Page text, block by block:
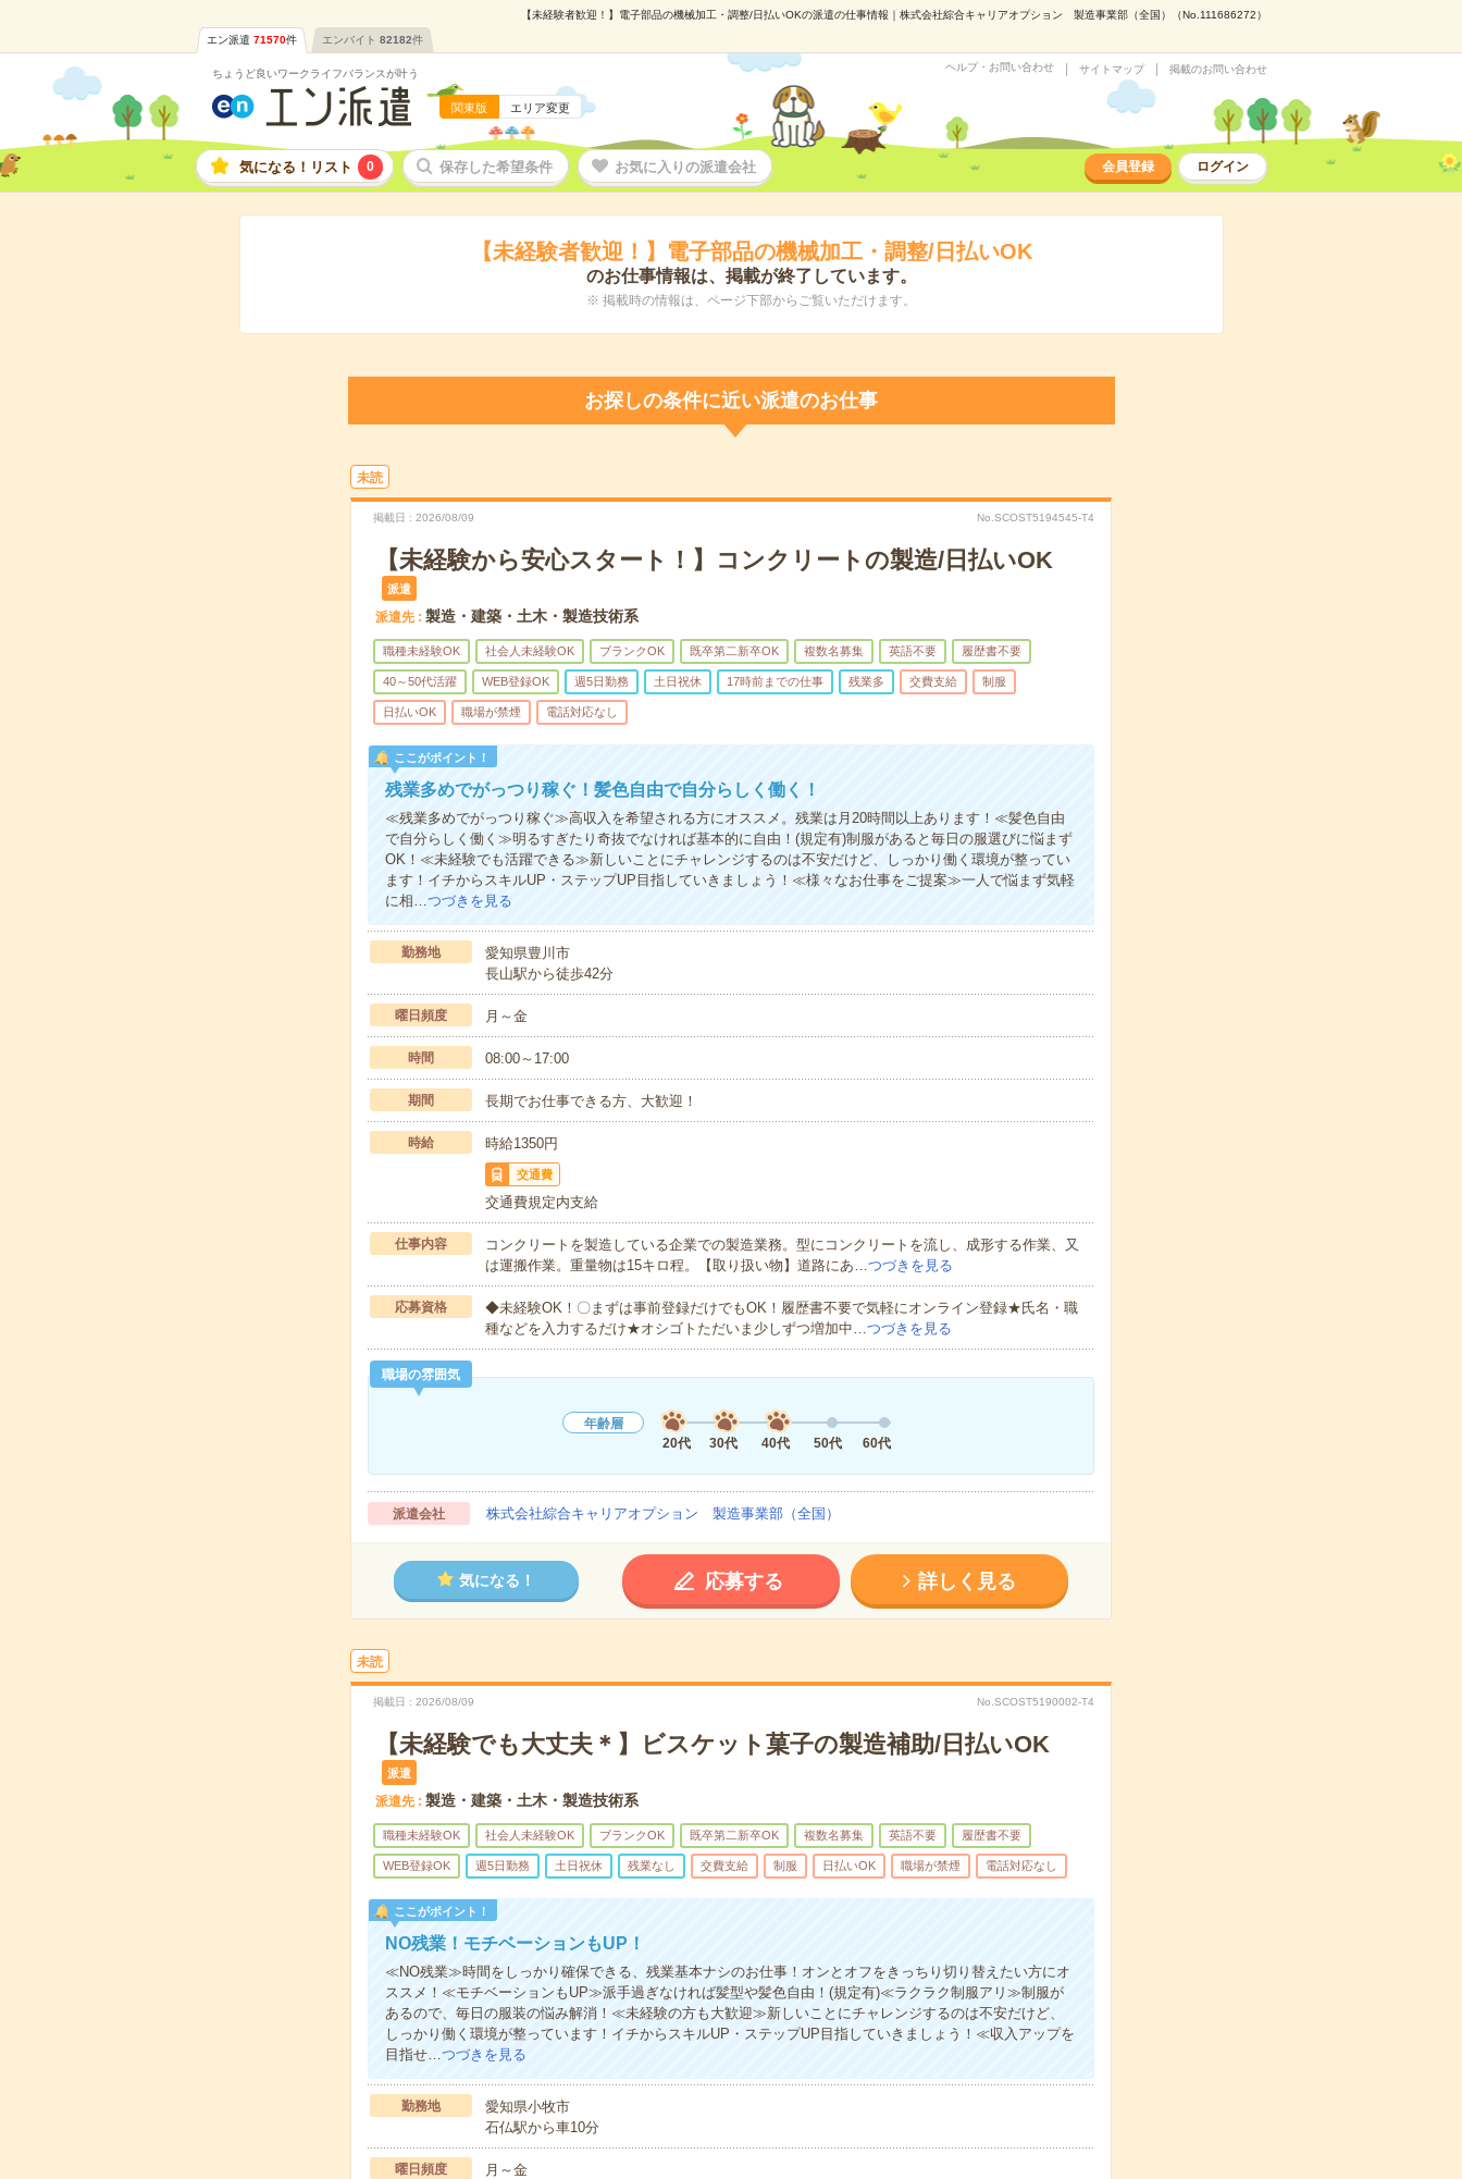
【未経験者歓迎！】電子部品の機械加工・調整/日払いOKの派遣の仕事情報｜株式会社綜合キャリアオプション 製造事業部（全国）（No.111686272）
エン派遣 71570件 エンバイト 82182件
ちょうど良いワークライフバランスが叶う
関東版 エリア変更
ヘルプ・お問い合わせ サイトマップ 掲載のお問い合わせ
気になる！リスト 0 保存した希望条件 お気に入りの派遣会社 会員登録 ログイン
【未経験者歓迎！】電子部品の機械加工・調整/日払いOK
のお仕事情報は、掲載が終了しています。
※ 掲載時の情報は、ページ下部からご覧いただけます。
お探しの条件に近い派遣のお仕事
未読
掲載日 2026/08/09 No.SCOST5194545-T4
【未経験から安心スタート！】コンクリートの製造/日払いOK
派遣
派遣先 製造・建築・土木・製造技術系
職種未経験OK 社会人未経験OK ブランクOK 既卒第二新卒OK 複数名募集 英語不要 履歴書不要
40～50代活躍 WEB登録OK 週5日勤務 土日祝休 17時前までの仕事 残業多 交費支給 制服
日払いOK 職場が禁煙 電話対応なし
ここがポイント！
残業多めでがっつり稼ぐ！髪色自由で自分らしく働く！
≪残業多めでがっつり稼ぐ≫高収入を希望される方にオススメ。残業は月20時間以上あります！≪髪色自由
で自分らしく働く≫明るすぎたり奇抜でなければ基本的に自由！(規定有)制服があると毎日の服選びに悩まず
OK！≪未経験でも活躍できる≫新しいことにチャレンジするのは不安だけど、しっかり働く環境が整ってい
ます！イチからスキルUP・ステップUP目指していきましょう！≪様々なお仕事をご提案≫一人で悩まず気軽
に相…つづきを見る
勤務地
愛知県豊川市
長山駅から徒歩42分
曜日頻度 月～金
時間 08:00～17:00
期間 長期でお仕事できる方、大歓迎！
時給 時給1350円
交通費
交通費規定内支給
仕事内容
コンクリートを製造している企業での製造業務。型にコンクリートを流し、成形する作業、又
は運搬作業。重量物は15キロ程。【取り扱い物】道路にあ…つづきを見る
応募資格
◆未経験OK！〇まずは事前登録だけでもOK！履歴書不要で気軽にオンライン登録★氏名・職
種などを入力するだけ★オシゴトただいま少しずつ増加中…つづきを見る
職場の雰囲気
年齢層
20代
30代 40代 50代 60代
派遣会社 株式会社綜合キャリアオプション 製造事業部（全国）
気になる！ 応募する 詳しく見る
未読
掲載日 2026/08/09 No.SCOST5190002-T4
【未経験でも大丈夫＊】ビスケット菓子の製造補助/日払いOK
派遣
派遣先 製造・建築・土木・製造技術系
職種未経験OK 社会人未経験OK ブランクOK 既卒第二新卒OK 複数名募集 英語不要 履歴書不要
WEB登録OK 週5日勤務 土日祝休 残業なし 交費支給 制服 日払いOK 職場が禁煙 電話対応なし
ここがポイント！
NO残業！モチベーションもUP！
≪NO残業≫時間をしっかり確保できる、残業基本ナシのお仕事！オンとオフをきっちり切り替えたい方にオ
ススメ！≪モチベーションもUP≫派手過ぎなければ髪型や髪色自由！(規定有)≪ラクラク制服アリ≫制服が
あるので、毎日の服装の悩み解消！≪未経験の方も大歓迎≫新しいことにチャレンジするのは不安だけど、
しっかり働く環境が整っています！イチからスキルUP・ステップUP目指していきましょう！≪収入アップを
目指せ…つづきを見る
勤務地
愛知県小牧市
石仏駅から車10分
曜日頻度 月～金